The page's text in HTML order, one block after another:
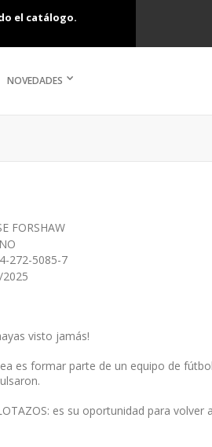
el catálogo.
NOVEDADES
FORSHAW
272-5085-7
visto jamás!
es formar parte de un equipo de
es su oportunidad para volver